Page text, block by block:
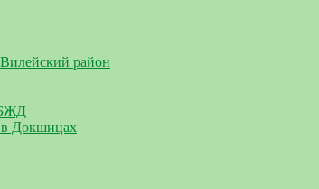
район
БЖД
в Докшицах